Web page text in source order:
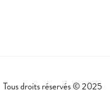
Tous droits réservés © 2025